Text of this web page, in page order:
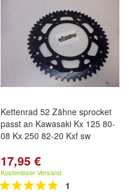
Kettenrad 52 Zähne sprocket
passt an Kawasaki Kx 125 80-
08 Kx 250 82-20 Kxf sw
17,95 €
Kostenloser Versand
1